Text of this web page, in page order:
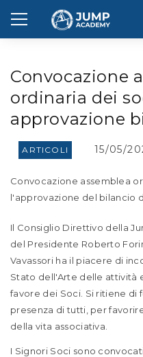
Convocazione
ordinaria dei
approvazione
ARTICOLI 15/05/
Convocazione assemblea
l'approvazione del bilancio
Il Consiglio Direttivo della
del Presidente Roberto
Vavassori ha il piacere di
Stato dell'Arte delle attività
favore dei Soci. Si ritiene di
presenza di tutti, per
della vita associativa.
I Signori Soci sono